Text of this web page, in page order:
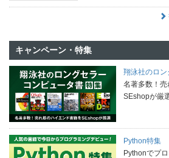
キャンペーン・特集
翔泳社のロ
名著多数！
SEshopが厳
Python特集
Pythonでプ